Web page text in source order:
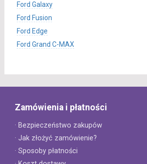
Ford Galaxy
Ford Fusion
Ford Edge
Ford Grand C-MAX
Zamówienia i płatności
· Bezpieczeństwo zakupów
· Jak złożyć zamówienie?
· Sposoby płatności